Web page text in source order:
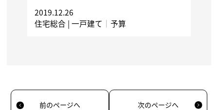
2019.12.26
住宅総合 | 一戸建て ｜ 予算
前のページへ 次のページへ